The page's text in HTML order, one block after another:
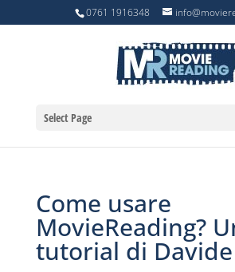
0761 1916348
Select Page
Come usare
MovieReading?
tutorial di Davide